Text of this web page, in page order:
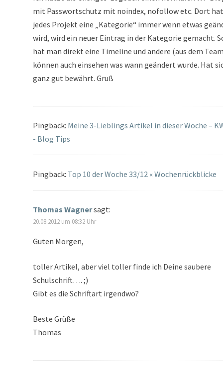
mit Passwortschutz mit noindex, nofollow etc. Dort hat
jedes Projekt eine „Kategorie“ immer wenn etwas
wird, wird ein neuer Eintrag in der Kategorie gemacht.
hat man direkt eine Timeline und andere (aus dem
können auch einsehen was wann geändert wurde. Hat
ganz gut bewährt. Gruß
Pingback: Meine 3-Lieblings Artikel in dieser Woche –
- Blog Tips
Pingback: Top 10 der Woche 33/12 « Wochenrückblicke
Thomas Wagnersagt:
20.08.2012 um 08:32 Uhr
Guten Morgen,
toller Artikel, aber viel toller finde ich Deine saubere
Schulschrift…. ;)
Gibt es die Schriftart irgendwo?
Beste Grüße
Thomas